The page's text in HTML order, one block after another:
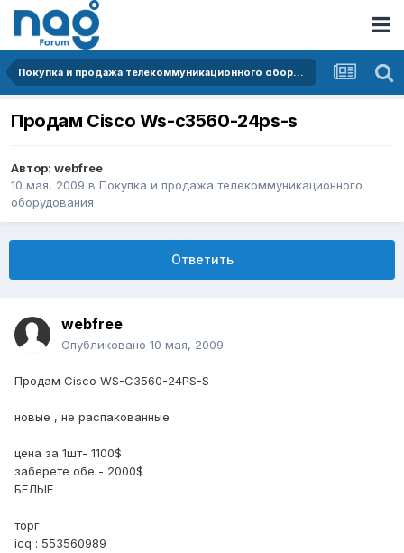
Покупка и продажа телекоммуникационного оборудования
Продам Cisco Ws-c3560-24ps-s
Автор: webfree
10 мая, 2009 в Покупка и продажа телекоммуникационного
оборудования
Ответить
webfree
Опубликовано 10 мая, 2009
Продам Cisco WS-C3560-24PS-S
новые , не распакованные
цена за 1шт- 1100$
заберете обе - 2000$
БЕЛЫЕ
торг
icq : 553560989